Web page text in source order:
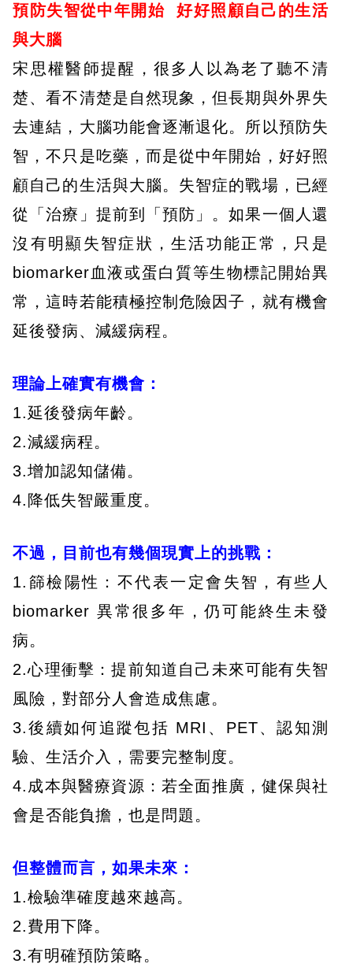
預防失智從中年開始好好照顧自己的生活
與大腦
宋思權醫師提醒，很多人以為老了聽不清
楚、看不清楚是自然現象，但長期與外界失
去連結，大腦功能會逐漸退化。所以預防失
智，不只是吃藥，而是從中年開始，好好照
顧自己的生活與大腦。失智症的戰場，已經
從「治療」提前到「預防」。如果一個人還
沒有明顯失智症狀，生活功能正常，只是
biomarker血液或蛋白質等生物標記開始異
常，這時若能積極控制危險因子，就有機會
延後發病、減緩病程。
理論上確實有機會：
1.延後發病年齡。
2.減緩病程。
3.增加認知儲備。
4.降低失智嚴重度。
不過，目前也有幾個現實上的挑戰：
1.篩檢陽性：不代表一定會失智，有些人
biomarker 異常很多年，仍可能終生未發
病。
2.心理衝擊：提前知道自己未來可能有失智
風險，對部分人會造成焦慮。
3.後續如何追蹤包括 MRI、PET、認知測
驗、生活介入，需要完整制度。
4.成本與醫療資源：若全面推廣，健保與社
會是否能負擔，也是問題。
但整體而言，如果未來：
1.檢驗準確度越來越高。
2.費用下降。
3.有明確預防策略。